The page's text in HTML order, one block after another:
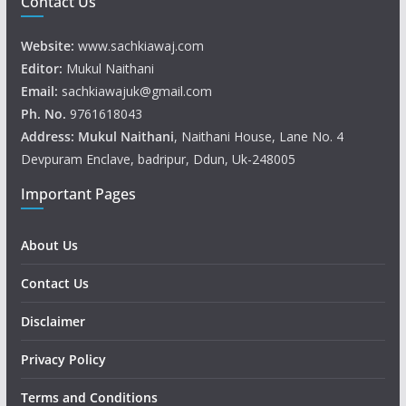
Website: www.sachkiawaj.com
Editor: Mukul Naithani
Email: sachkiawajuk@gmail.com
Ph. No. 9761618043
Address: Mukul Naithani, Naithani House, Lane No. 4
Devpuram Enclave, badripur, Ddun, Uk-248005
Important Pages
About Us
Contact Us
Disclaimer
Privacy Policy
Terms and Conditions